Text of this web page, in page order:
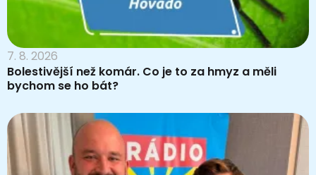
7. 8. 2026
Bolestivější než komár. Co je to za hmyz a měli
bychom se ho bát?